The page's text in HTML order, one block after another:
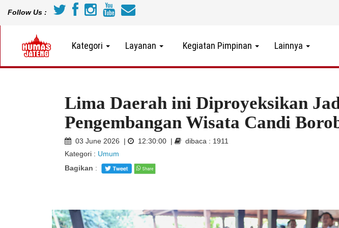
Follow Us :
Kategori Layanan Kegiatan Pimpinan Lainnya
Lima Daerah ini Diproyeksikan
Pengembangan Wisata Candi
03 June 2026 | 12:30:00 |
dibaca : 1911
Kategori : Umum
Bagikan :